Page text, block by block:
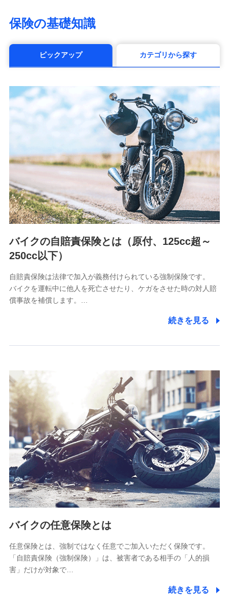
第一ネオ生命保険株式会社
（https://neofirst.co.jp/）
life.co.jp）
太陽生命保険株式会社（https://www.taiyo-
（https://www.zurichlife.co.jp/）
東京海上日動あんしん生命保険株式会社
（https://www.tmn-anshin.co.jp/）
なないろ生命保険株式会社
（https://www.nanairolife.co.jp/）
日本生命保険相互会社
（https://www.nissay.co.jp）
はなさく生命保険株式会社
（https://www.life8739.co.jp/）
マニュライフ生命保険株式会社
（https://www.manulife.co.jp/）
三井住友海上あいおい生命保険株式会社
メットライフ生命株式会社
(https://www.metlife.co.jp/)
メディケア生命保険株式会社
（https://www.medicarelife.com/）
■少額短期保険
SBIリスタ少額短期保険会社
(https://www.jishin.co.jp/)
スマートプラス少額短期保険株式会社
（https://www.smartplus-insurance.com/）
チューリッヒ少額短期保険株式会社
(https://www.zurichssi.co.jp/)
Tokio Marine X少額短期保険株式会社
(https://www.tokiomarine-x.co.jp/)
ペットメディカルサポート株式会社
(https://pshoken.co.jp/)
リトルファミリー少額短期保険株式会社
(https://www.littlefamily-ssi.com/)
2.共同募集を行う代理店から受領する個人情報
郵便、電話、およびＥメール等により、当社と取引のあるも
しくは委託を受けている保険会社・提携会社の保険その他に
関する情報を提供し、金融商品等の契約を勧奨するため、ま
た維持管理等の委託業務遂行のため、またそれらに付帯、関
（なお、当社は複数の保険会社と取引があり、取得した個人
保険の基礎知識
ピックアップ カテゴリから探す
バイクの自賠責保険とは（原付、125cc超～
250cc以下）
自賠責保険は法律で加入が義務付けられている強制保険です。
バイクを運転中に他人を死亡させたり、ケガをさせた時の対人賠
償事故を補償します。…
続きを見る
バイクの任意保険とは
任意保険とは、強制ではなく任意でご加入いただく保険です。
「自賠責保険（強制保険）」は、被害者である相手の「人的損
害」だけが対象で…
続きを見る